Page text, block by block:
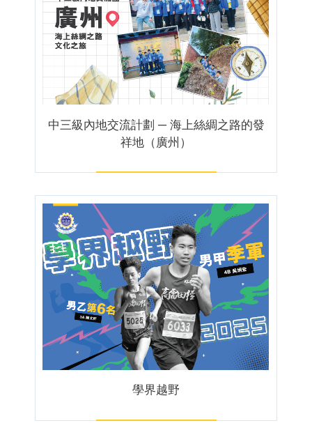
中三級內地交流計劃 ─ 海上絲綢之路的發
祥地（廣州）
學界越野